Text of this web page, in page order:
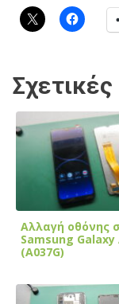
Αλλαγή οθόνης
Samsung Galaxy
(A037G)